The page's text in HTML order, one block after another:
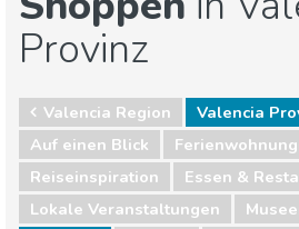
Provinz
Valencia Region
Valencia
Auf einen Blick
Reiseinspiration
Essen &
Lokale Veranstaltungen